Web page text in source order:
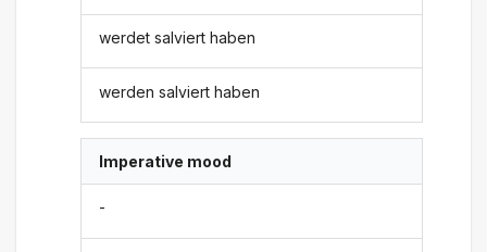
werdet salviert haben
werden salviert haben
Imperative mood
-